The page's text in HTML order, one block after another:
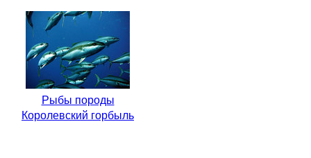
Рыбы породы
Королевский горбыль